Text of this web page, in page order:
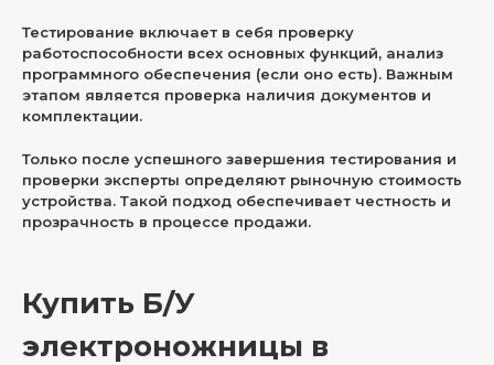
Тестирование включает в себя проверку
работоспособности всех основных функций, анализ
программного обеспечения (если оно есть). Важным
этапом является проверка наличия документов и
комплектации.
Только после успешного завершения тестирования и
проверки эксперты определяют рыночную стоимость
устройства. Такой подход обеспечивает честность и
прозрачность в процессе продажи.
Купить Б/У
электроножницы в